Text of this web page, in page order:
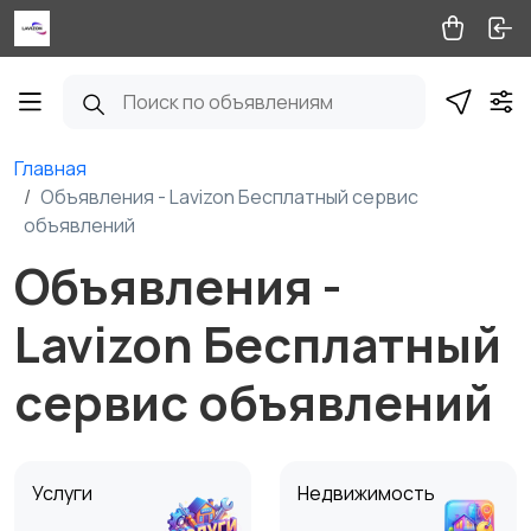
Главная
Объявления - Lavizon Бесплатный сервис
объявлений
Объявления -
Lavizon Бесплатный
сервис объявлений
Услуги Недвижимость